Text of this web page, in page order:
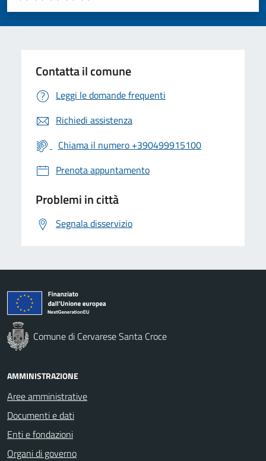
Valuta 5 stelle su 5
Valuta 4 stelle su 5
Valuta 3 stelle su 5
Valuta 2 stelle su 5
Valuta 1 stelle su 5
Contatta il comune
Leggi le domande frequenti
Richiedi assistenza
Chiama il numero +390499915100
Prenota appuntamento
Problemi in città
Segnala disservizio
Comune di Cervarese Santa Croce
AMMINISTRAZIONE
Aree amministrative
Documenti e dati
Enti e fondazioni
Organi di governo